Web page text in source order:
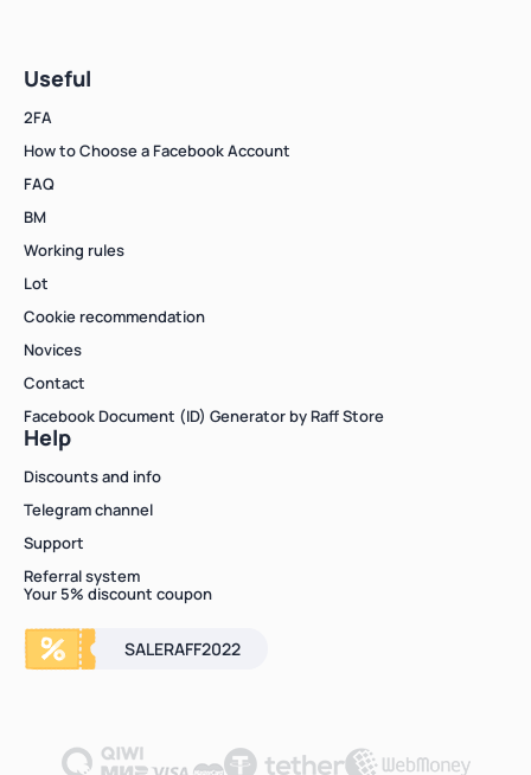
Useful
2FA
How to Choose a Facebook Account
FAQ
BM
Working rules
Lot
Cookie recommendation
Novices
Contact
Facebook Document (ID) Generator by Raff Store
Help
Discounts and info
Telegram channel
Support
Referral system
Your 5% discount coupon
SALERAFF2022